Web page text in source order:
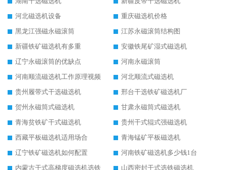
河北磁选机设备
重庆磁选机价格
黑龙江强磁永磁滚筒
江苏永磁滚筒结构图
新疆铁矿磁选机有多重
安徽铁尾矿湿式磁选机
辽宁永磁滚筒的优缺点
河南永磁滚筒
河南顺流磁选机工作原理视频
河北顺流式磁选机
贵州履带式干选磁选机
邢台干选铁矿磁选机厂
贺州永磁筒式磁选机
甘肃永磁筒式磁选机
青海贫铁矿干式磁选机
贵州干式辊式强磁选机
西藏平板磁选机适用场合
青海锰矿平板磁选机
辽宁铁矿磁选机如何配置
河南铁矿磁选机多少钱1台
内蒙古干式高梯度磁选机选铁
山西密封干式选铁磁选机